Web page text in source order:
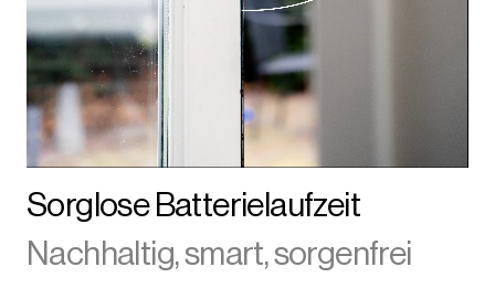
Sorglose Batterielaufzeit
Nachhaltig, smart, sorgenfrei